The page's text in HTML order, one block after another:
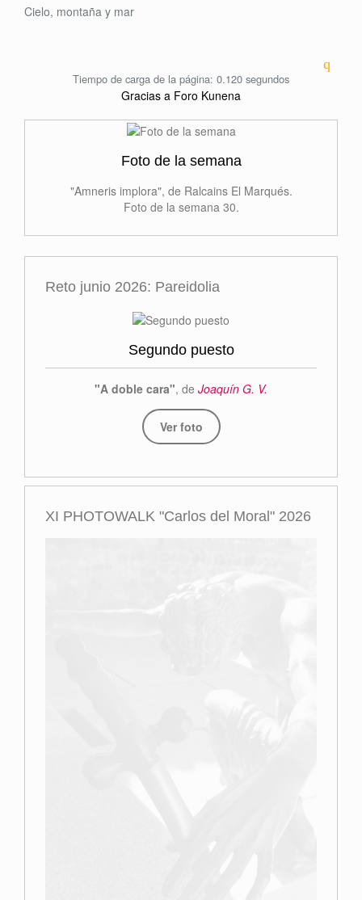
Cielo, montaña y mar
Tiempo de carga de la página: 0.120 segundos
Gracias a Foro Kunena
Foto de la semana
"Amneris implora", de Ralcains El Marqués.
Foto de la semana 30.
Reto junio 2026: Pareidolia
Segundo puesto
"A doble cara", de Joaquín G. V.
Ver foto
XI PHOTOWALK "Carlos del Moral" 2026